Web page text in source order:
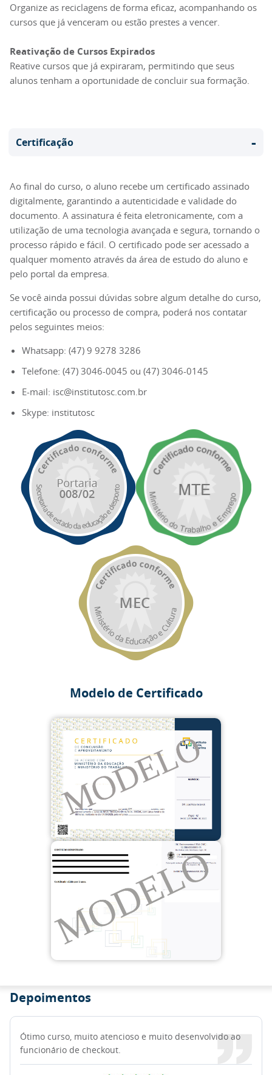
Organize as reciclagens de forma eficaz, acompanhando os
cursos que já venceram ou estão prestes a vencer.
Reativação de Cursos Expirados
Reative cursos que já expiraram, permitindo que seus
alunos tenham a oportunidade de concluir sua formação.
Certificação -
Ao final do curso, o aluno recebe um certificado assinado
digitalmente, garantindo a autenticidade e validade do
documento. A assinatura é feita eletronicamente, com a
utilização de uma tecnologia avançada e segura, tornando o
processo rápido e fácil. O certificado pode ser acessado a
qualquer momento através da área de estudo do aluno e
pelo portal da empresa.
Se você ainda possui dúvidas sobre algum detalhe do curso,
certificação ou processo de compra, poderá nos contatar
pelos seguintes meios:
Whatsapp: (47) 9 9278 3286
Telefone: (47) 3046-0045 ou (47) 3046-0145
E-mail: isc@institutosc.com.br
Skype: institutosc
Modelo de Certificado
Depoimentos
Ótimo curso, muito atencioso e muito desenvolvido ao
funcionário de checkout.